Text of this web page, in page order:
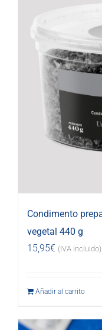
Condimento
vegetal 440 g
15,95€ (IVA incluido)
Añadir al carrito